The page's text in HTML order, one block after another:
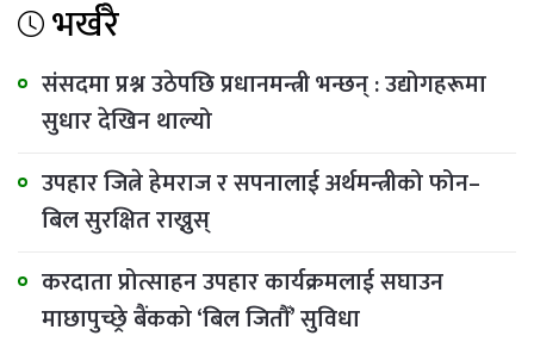
भर्खरै
संसदमा प्रश्न उठेपछि प्रधानमन्त्री भन्छन् : उद्योगहरूमा
सुधार देखिन थाल्यो
उपहार जित्ने हेमराज र सपनालाई अर्थमन्त्रीको फोन–
बिल सुरक्षित राख्नुस्
करदाता प्रोत्साहन उपहार कार्यक्रमलाई सघाउन
माछापुच्छ्रे बैंकको ‘बिल जितौँ’ सुविधा